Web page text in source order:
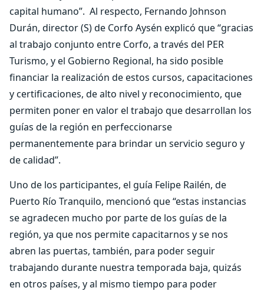
capital humano”. Al respecto, Fernando Johnson
Durán, director (S) de Corfo Aysén explicó que “gracias
al trabajo conjunto entre Corfo, a través del PER
Turismo, y el Gobierno Regional, ha sido posible
financiar la realización de estos cursos, capacitaciones
y certificaciones, de alto nivel y reconocimiento, que
permiten poner en valor el trabajo que desarrollan los
guías de la región en perfeccionarse
permanentemente para brindar un servicio seguro y
de calidad”.
Uno de los participantes, el guía Felipe Railén, de
Puerto Río Tranquilo, mencionó que “estas instancias
se agradecen mucho por parte de los guías de la
región, ya que nos permite capacitarnos y se nos
abren las puertas, también, para poder seguir
trabajando durante nuestra temporada baja, quizás
en otros países, y al mismo tiempo para poder